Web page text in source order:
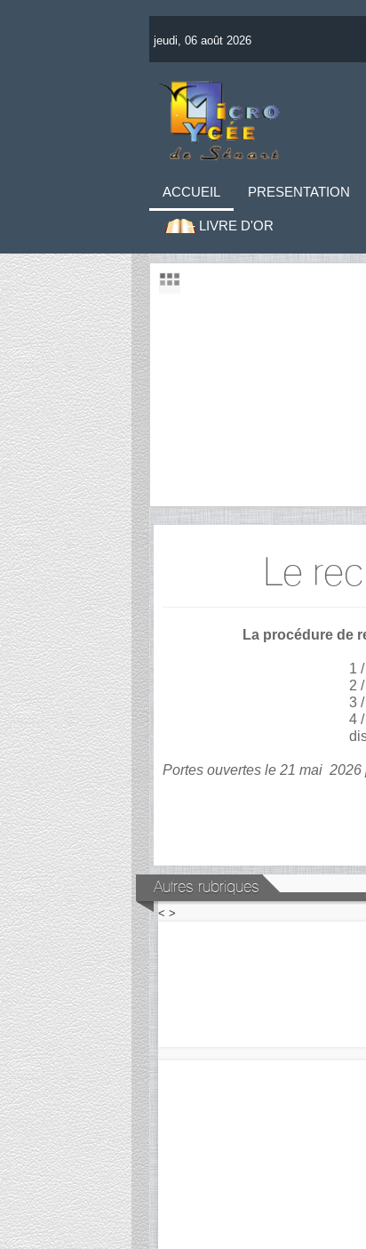
jeudi, 06 août 2026
ACCUEIL PRESENTATION
--- LIVRE D'OR
Le
La procédure de
1
2
3
4
Portes ouvertes le 21 mai
Autres rubriques
< >